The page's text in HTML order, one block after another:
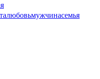
любовьмужчинасемья